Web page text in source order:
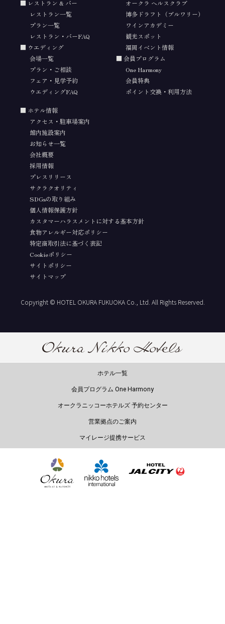
レストラン & バー
レストラン一覧
プラン一覧
レストラン・バーFAQ
ウエディング
会場一覧
プラン・ご相談
フェア・見学予約
ウエディングFAQ
オークラ ヘルスクラブ
博多ドラフト（ブルワリー）
ワインアカデミー
観光スポット
福岡イベント情報
会員プログラム
One Harmony
会員特典
ポイント交換・利用方法
ホテル情報
アクセス・駐車場案内
館内施設案内
お知らせ一覧
会社概要
採用情報
プレスリリース
サクラクオリティ
SDGsの取り組み
個人情報保護方針
カスタマーハラスメントに対する基本方針
食物アレルギー対応ポリシー
特定商取引法に基づく表記
Cookieポリシー
サイトポリシー
サイトマップ
Copyright © HOTEL OKURA FUKUOKA Co., Ltd. All Rights Reserved.
ホテル一覧
会員プログラム One Harmony
オークラニッコーホテルズ 予約センター
営業拠点のご案内
マイレージ提携サービス